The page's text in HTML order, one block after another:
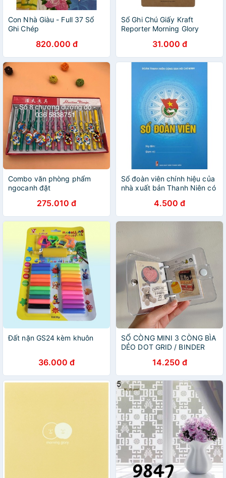
Con Nhà Giàu - Full 37 Sổ
Ghi Chép
820.000 đ
Sổ Ghi Chú Giấy Kraft
Reporter Morning Glory
31.000 đ
Combo văn phòng phẩm
ngocanh đặt
275.010 đ
Sổ đoàn viên chính hiệu của
nhà xuất bản Thanh Niên có
4.500 đ
Đất nặn GS24 kèm khuôn
36.000 đ
SỔ CÒNG MINI 3 CÒNG BÌA
DẺO DOT GRID / BINDER
thật) - Tiệm nhà Chun
14.250 đ